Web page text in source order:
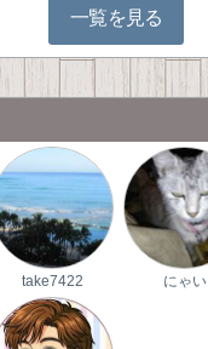
一覧を見る
take7422 にゃい